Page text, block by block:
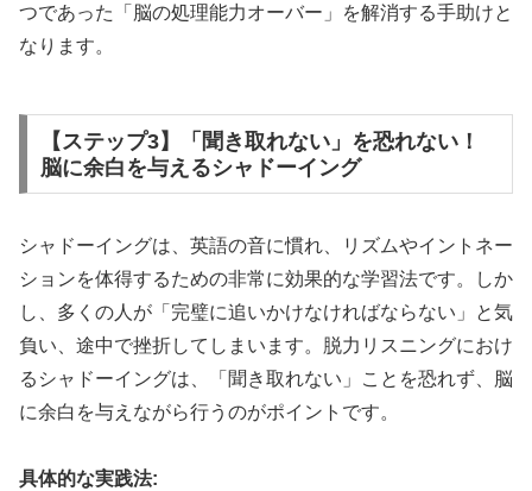
つであった「脳の処理能力オーバー」を解消する手助けと
なります。
【ステップ3】「聞き取れない」を恐れない！
脳に余白を与えるシャドーイング
シャドーイングは、英語の音に慣れ、リズムやイントネー
ションを体得するための非常に効果的な学習法です。しか
し、多くの人が「完璧に追いかけなければならない」と気
負い、途中で挫折してしまいます。脱力リスニングにおけ
るシャドーイングは、「聞き取れない」ことを恐れず、脳
に余白を与えながら行うのがポイントです。
具体的な実践法: